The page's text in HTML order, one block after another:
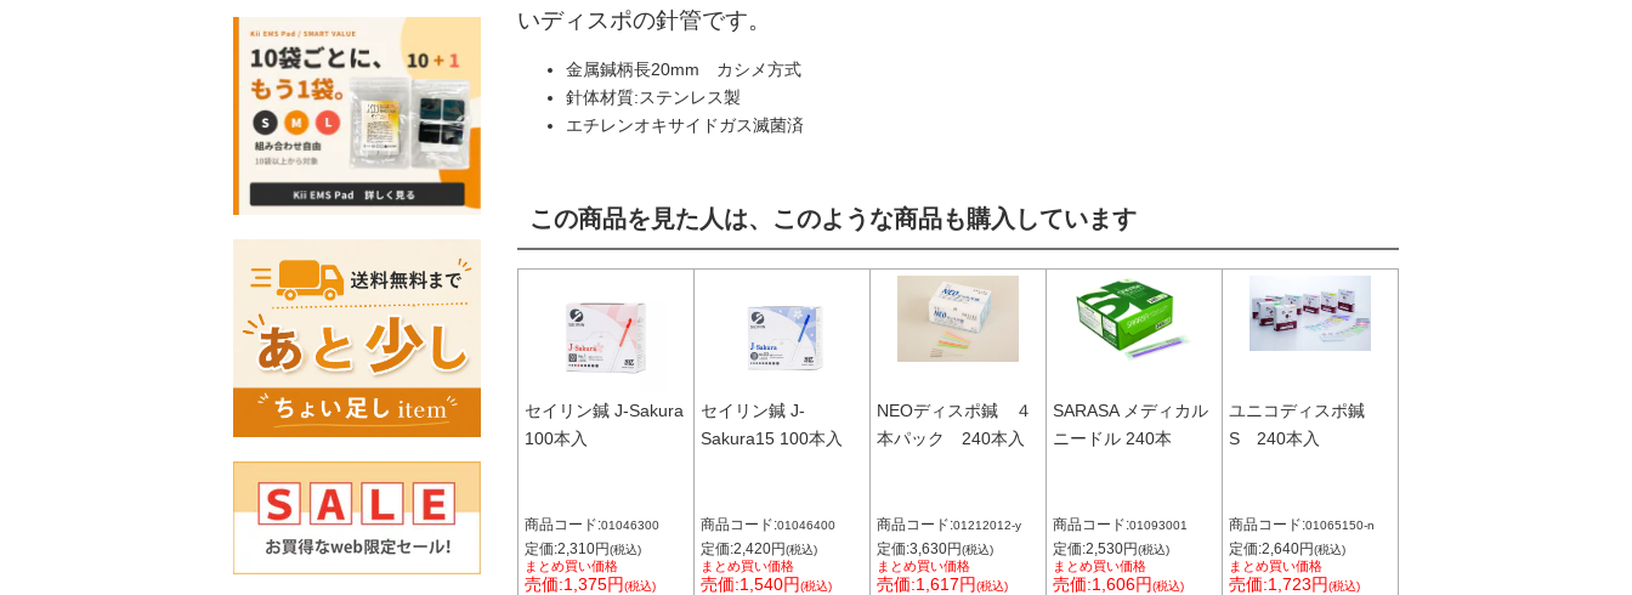
いディスポの針管です。
金属鍼柄長20mm カシメ方式
針体材質:ステンレス製
エチレンオキサイドガス滅菌済
この商品を見た人は、このような商品も購入しています
セイリン鍼 J-Sakura
100本入
商品コード:01046300
定価:2,310円(税込)
まとめ買い価格
売価:1,375円(税込)
セイリン鍼 J-
Sakura15 100本入
商品コード:01046400
定価:2,420円(税込)
まとめ買い価格
売価:1,540円(税込)
NEOディスポ鍼 ４
本パック 240本入
商品コード:01212012-y
定価:3,630円(税込)
まとめ買い価格
売価:1,617円(税込)
SARASA メディカル
ニードル 240本
商品コード:01093001
定価:2,530円(税込)
まとめ買い価格
売価:1,606円(税込)
ユニコディスポ鍼
S 240本入
商品コード:01065150-n
定価:2,640円(税込)
まとめ買い価格
売価:1,723円(税込)